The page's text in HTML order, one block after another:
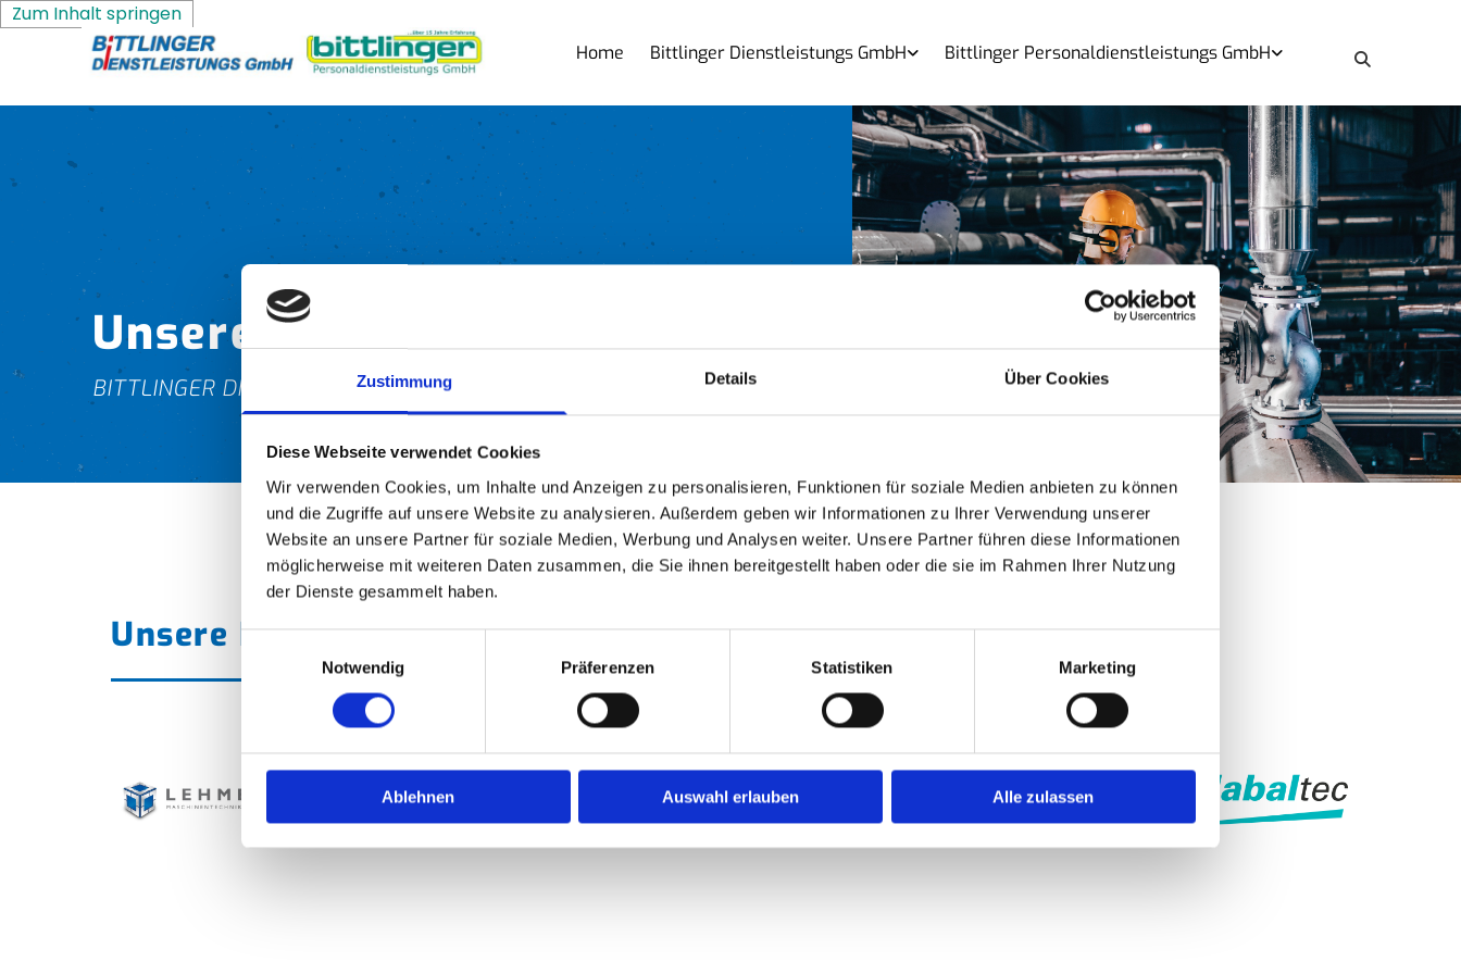
Zustimmung Details Über Cookies
Diese Webseite verwendet Cookies
Wir verwenden Cookies, um Inhalte und Anzeigen zu personalisieren, Funktionen für soziale Medien anbieten zu können
und die Zugriffe auf unsere Website zu analysieren. Außerdem geben wir Informationen zu Ihrer Verwendung unserer
Website an unsere Partner für soziale Medien, Werbung und Analysen weiter. Unsere Partner führen diese Informationen
möglicherweise mit weiteren Daten zusammen, die Sie ihnen bereitgestellt haben oder die sie im Rahmen Ihrer Nutzung
der Dienste gesammelt haben.
Einwilligungsauswahl
Notwendig
Präferenzen Statistiken Marketing
Ablehnen Auswahl erlauben Alle zulassen
Zum Inhalt springen
Home Bittlinger Dienstleistungs GmbH Bittlinger Personaldienstleistungs GmbH
Unsere Referenzen
BITTLINGER DIENSTLEISTUNGS GMBH
Unsere Referenzkunden